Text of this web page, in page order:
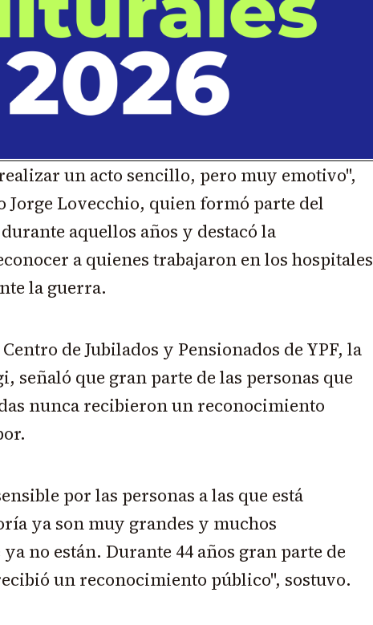
un acto sencillo, pero muy emotivo",
Jorge Lovecchio, quien formó parte del
aquellos años y destacó la
a quienes trabajaron en los hospitales
la guerra.
de Jubilados y Pensionados de YPF, la
señaló que gran parte de las personas que
nunca recibieron un reconocimiento
por las personas a las que está
ya son muy grandes y muchos
no están. Durante 44 años gran parte de
un reconocimiento público", sostuvo.